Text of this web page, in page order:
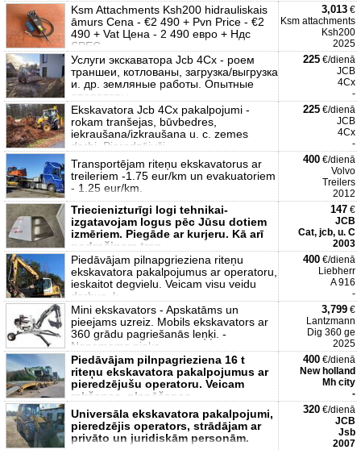
Ksm Attachments Ksh200 hidrauliskais
āmurs Cena - €2 490 + Pvn Price - €2
490 + Vat Цена - 2 490 евро + Ндс
SPEC
3,013 €
Ksm attachments
Ksh200
2025
Услуги экскаватора Jcb 4Cx - роем
траншеи, котлованы, загрузка/выгрузка
и. др. земляные работы. Опытные
операторы.
225 €/dienā
JCB
4Cx
-
Ekskavatora Jcb 4Cx pakalpojumi -
rokam tranšejas, būvbedres,
iekraušana/izkraušana u. c. zemes
darbi. Pieredzējuši
225 €/dienā
JCB
4Cx
-
Transportējam riteņu ekskavatorus ar
treileriem -1.75 eur/km un evakuatoriem
- 1.25 eur/km.
400 €/dienā
Volvo
Treilers
2012
Triecienizturīgi logi tehnikai-
izgatavojam logus pēc Jūsu dotiem
izmēriem. Piegāde ar kurjeru. Kā arī
nodrošinam tran
147 €
JCB
Cat, jcb, u. C
2003
Piedāvājam pilnapgrieziena riteņu
ekskavatora pakalpojumus ar operatoru,
ieskaitot degvielu. Veicam visu veidu
darbus, k
400 €/dienā
Liebherr
A 916
-
Mini ekskavators - Apskatāms un
pieejams uzreiz. Mobils ekskavators ar
360 grādu pagriešanās leņķi. -
Noņemams pieka
3,799 €
Lantzmann
Dig 360 ge
2025
Piedāvājam pilnpagrieziena 16 t
riteņu ekskavatora pakalpojumus ar
pieredzējušu operatoru. Veicam
rakšanas, planēšanas
400 €/dienā
New holland
Mh city
-
Universāla ekskavatora pakalpojumi,
pieredzējis operators, strādājam ar
privāto un juridiskām personām.
320 €/dienā
JCB
Jsb
2007